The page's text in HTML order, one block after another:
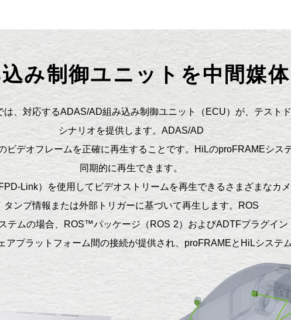
み制御ユニットを中間媒
は、対応するADAS/AD組み込み制御ユニット（ECU）が、テスト
シナリオを提供します。ADAS/AD
ビデオフレームを正確に再生することです。HiLのproFRAMEシス
同期的に再生できます。
Link）を使用してビデオストリームを再生できるさまざまなカ
タンプ情報または外部トリガーに基づいて再生します。ROS
テムの場合、ROS™パッケージ（ROS 2）およびADTFプラグイン
プラットフォーム間の接続が提供され、proFRAMEとHiLシステ